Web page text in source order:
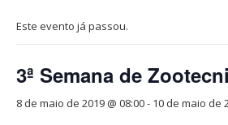
Este evento já passou.
3ª Semana de
8 de maio de 2019 @ 08:00- 10 de maio de